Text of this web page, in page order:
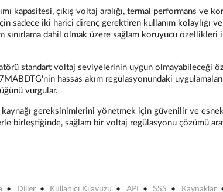
kapasitesi, çıkış voltaj aralığı, termal performans ve
sadece iki harici direnç gerektiren kullanım kolaylığı ve
sınırlama dahil olmak üzere sağlam koruyucu özellikleri
standart voltaj seviyelerinin uygun olmayabileceği
hassas akım regülasyonundaki
vurgular.
gereksinimlerini yönetmek için güvenilir ve
birleştiğinde, sağlam bir voltaj regülasyonu çözümü
Diller Kullanıcı Kılavuzu API SSS Kaynaklar